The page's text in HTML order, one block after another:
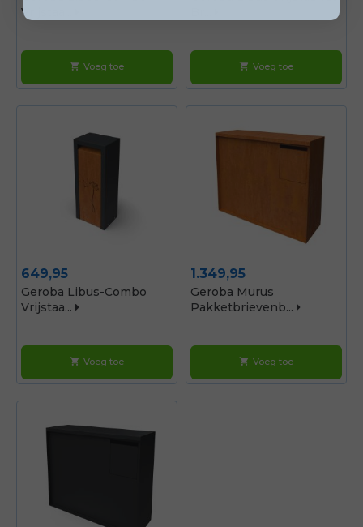
Vrijstaa...
shopping_cart Voeg toe shopping_cart Voeg toe
Prijs
649,95
Geroba Libus-Combo
Vrijstaa...
shopping_cart Voeg toe
Prijs
1.349,95
Geroba Murus
Pakketbrievenb...
shopping_cart Voeg toe